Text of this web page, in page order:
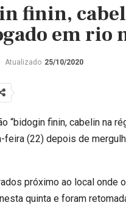
finin,
em rio
Atualizado 25/10/2020
“bidogin finin, cabelin na
(22) depois de
próximo ao local onde
quinta e foram